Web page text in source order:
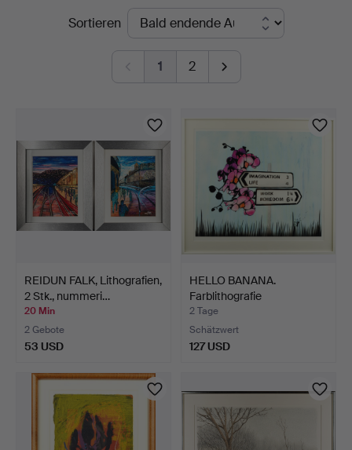
LaufendeSortieren
1 2
REIDUN FALK, Lithografien,
2 Stk., nummeri…
20 Min
2 Gebote
53 USD
HELLO BANANA.
Farblithografie
"Imagination…
2 Tage
Schätzwert
127 USD